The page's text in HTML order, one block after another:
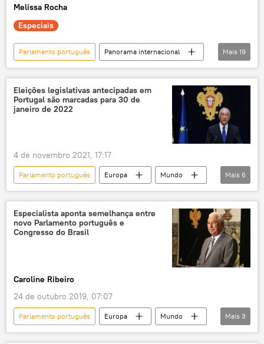
Melissa Rocha
Especiais
Parlamento português
Panorama internacional
eleições
Portugal
António Costa
Europa
Luiz Inácio Lula da Silva
Aliança Democrática
Partido Socialista
portugueses
Marcelo Rebelo de Sousa
bipartidarismo
Chega
renúncia
direita
social-democracia
Mais 19
Eleições legislativas antecipadas em
Portugal são marcadas para 30 de
janeiro de 2022
4 de novembro 2021, 17:17
Parlamento português Europa
Mundo
Notícias
Portugal
eleições legislativas
crise política
presidente
Marcelo Rebelo de Sousa
Mais 6
Especialista aponta semelhança entre
novo Parlamento português e
Congresso do Brasil
Caroline Ribeiro
24 de outubro 2019, 07:07
Parlamento português Europa
Mundo
Notícias
António Costa Portugal
Mais 3